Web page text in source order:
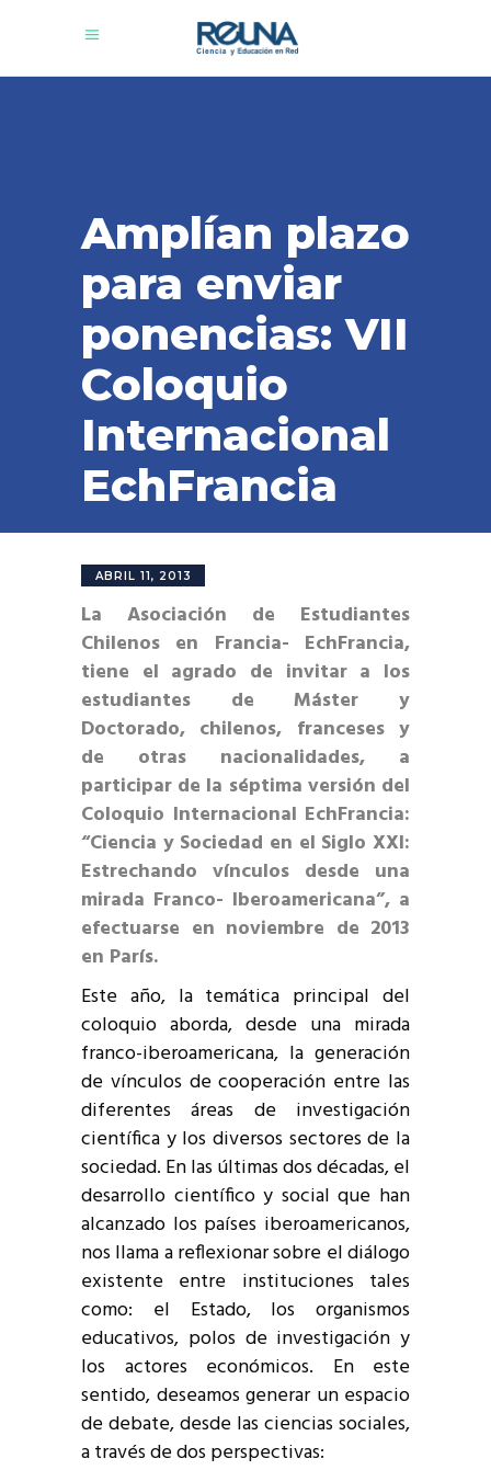
Amplían plazo
para enviar
ponencias: VII
Coloquio
Internacional
EchFrancia
ABRIL 11, 2013
La Asociación de Estudiantes
Chilenos en Francia- EchFrancia,
tiene el agrado de invitar a los
estudiantes de Máster y
Doctorado, chilenos, franceses y
de otras nacionalidades, a
participar de la séptima versión del
Coloquio Internacional EchFrancia:
“Ciencia y Sociedad en el Siglo XXI:
Estrechando vínculos desde una
mirada Franco- Iberoamericana”, a
efectuarse en noviembre de 2013
en París.
Este año, la temática principal del
coloquio aborda, desde una mirada
franco-iberoamericana, la generación
de vínculos de cooperación entre las
diferentes áreas de investigación
científica y los diversos sectores de la
sociedad. En las últimas dos décadas, el
desarrollo científico y social que han
alcanzado los países iberoamericanos,
nos llama a reflexionar sobre el diálogo
existente entre instituciones tales
como: el Estado, los organismos
educativos, polos de investigación y
los actores económicos. En este
sentido, deseamos generar un espacio
de debate, desde las ciencias sociales,
a través de dos perspectivas: